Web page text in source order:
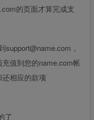
的页面才算完成支
support@name.com，
值到您的name.com帐
相应的款项
了